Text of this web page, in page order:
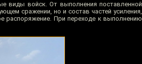
виды войск. От выполнения поставленной
сражении, но и состав частей усиления,
распоряжение. При переходе к выполнению